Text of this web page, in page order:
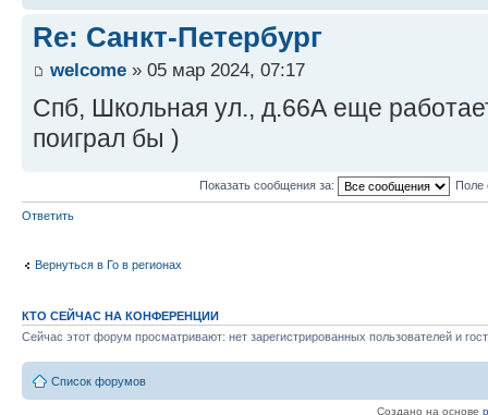
Re: Санкт-Петербург
welcome » 05 мар 2024, 07:17
Спб, Школьная ул., д.66А еще
поиграл бы )
Показать сообщения за: Поле
Ответить
Вернуться в Го в регионах
КТО СЕЙЧАС НА КОНФЕРЕНЦИИ
Сейчас этот форум просматривают: нет зарегистрированных пользователей и
Список форумов
Создано на основе